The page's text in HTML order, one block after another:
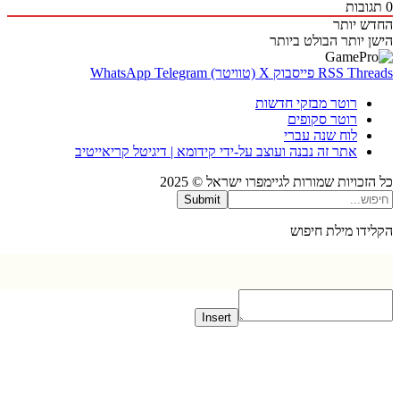
יותר
יותר הבולט ביותר
RSS פייסבוק X (טוויטר) WhatsApp Telegram
רוטר מבזקי חדשות
רוטר סקופים
לוח שנה עברי
אתר זה נבנה ועוצב על-ידי קידומא | דיגיטל קריאייטיב
שמורות לגיימפרו ישראל © 2025
Submit
מילת חיפוש
Insert